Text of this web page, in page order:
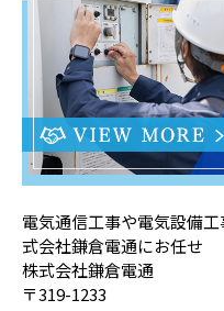
電気通信工事や電気設備
式会社鎌倉電通にお任せ
株式会社鎌倉電通
〒319-1233